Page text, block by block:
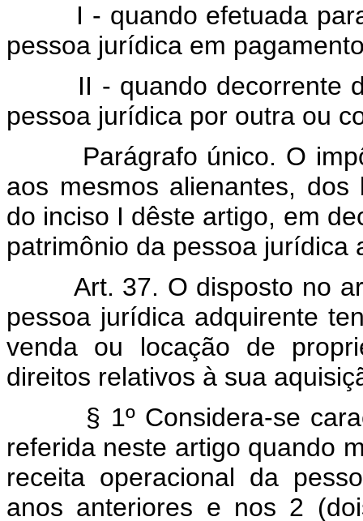
I - quando efetuada para
pessoa jurídica em
II - quando decorrente da
pessoa jurídica por outra ou
Parágrafo único. O
aos mesmos alienantes,
do inciso I dêste artigo, em
patrimônio da pessoa jurídica
Art. 37. O disposto no
pessoa jurídica adquirente
venda ou locação de
direitos relativos à sua
§ 1º Considera-se
referida neste artigo quando
receita operacional da
anos anteriores e nos 2